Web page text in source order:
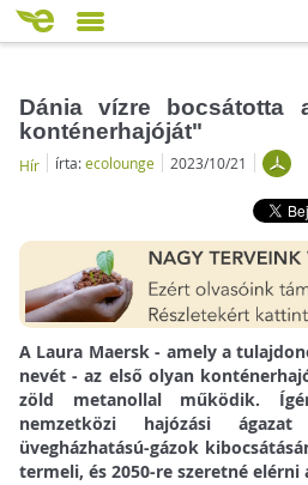
Dánia vízre bocsátotta
konténerhajóját"
Hír írta:ecolounge 2023/10/21
A Laura Maersk - amely a
nevét - az első olyan
zöld metanollal működik.
nemzetközi hajózási
üvegházhatású-gázok
termeli, és 2050-re szeretné